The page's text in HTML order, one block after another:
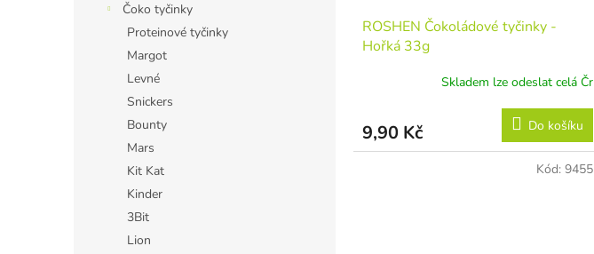
Čoko tyčinky
Proteinové tyčinky
Margot
Levné
Snickers
Bounty
Mars
Kit Kat
Kinder
3Bit
Lion
ROSHEN Čokoládové tyčinky -
Hořká 33g
Skladem lze odeslat celá Čr
9,90 Kč Do košíku
Kód: 9455